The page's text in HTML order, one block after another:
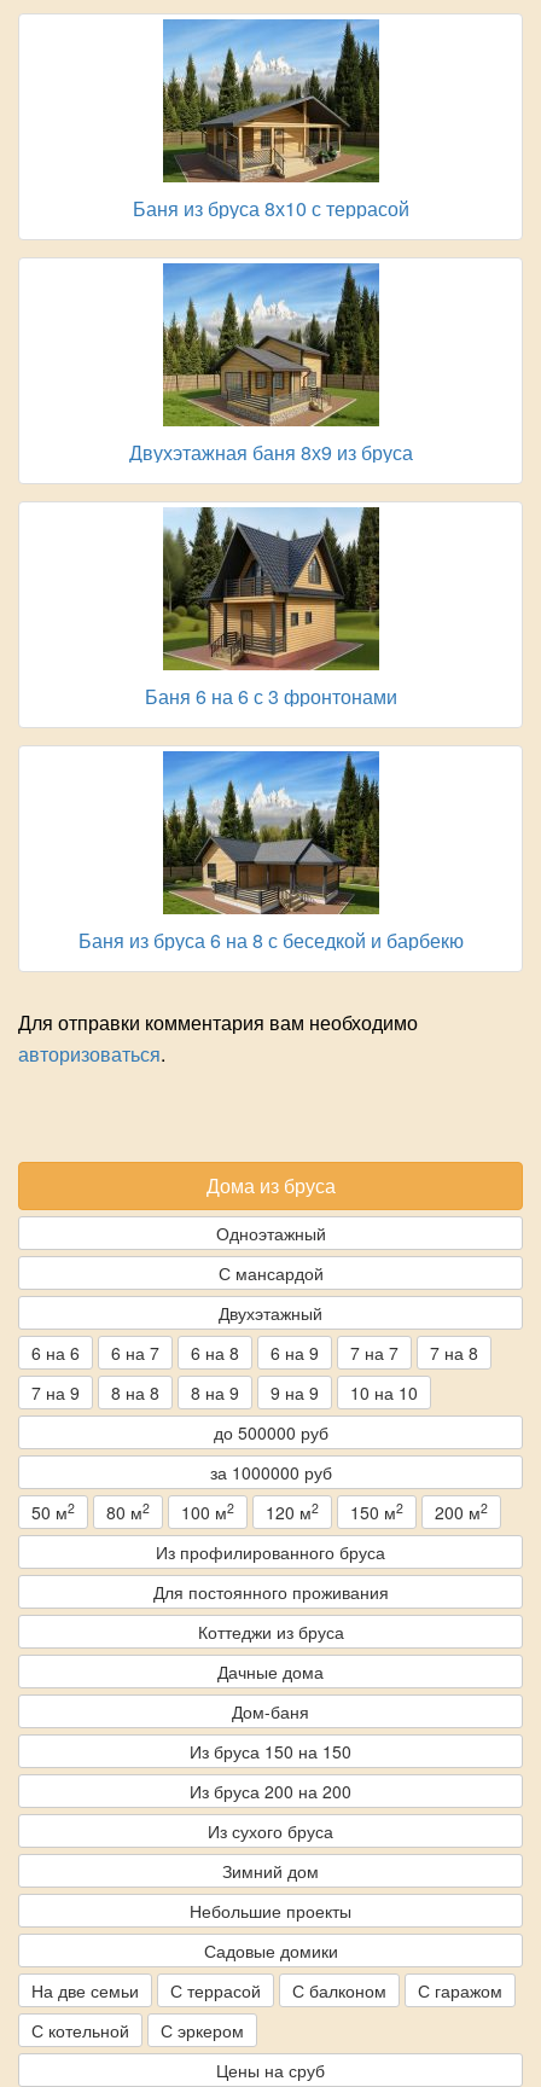
Баня из бруса 8х10 с террасой
Двухэтажная баня 8х9 из бруса
Баня 6 на 6 с 3 фронтонами
Баня из бруса 6 на 8 с беседкой и барбекю
Для отправки комментария вам необходимо
авторизоваться.
Дома из бруса
Одноэтажный
С мансардой
Двухэтажный
6 на 6
6 на 7 6 на 8 6 на 9 7 на 7
7 на 8
7 на 9
8 на 8 8 на 9 9 на 9
10 на 10
до 500000 руб
за 1000000 руб
50 м2 80 м2 100 м2 120 м2 150 м2 200 м2
Из профилированного бруса
Для постоянного проживания
Коттеджи из бруса
Дачные дома
Дом-баня
Из бруса 150 на 150
Из бруса 200 на 200
Из сухого бруса
Зимний дом
Небольшие проекты
Садовые домики
На две семьи
С террасой С балконом
С гаражом
С котельной
С эркером
Цены на сруб